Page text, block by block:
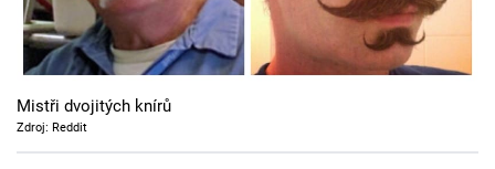
Cool Esport
Pořady
TV Program
Mistři dvojitých knírů
Zdroj: Reddit